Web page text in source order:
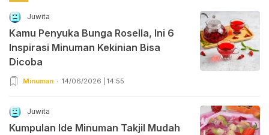
Juwita
Kamu Penyuka Bunga Rosella, Ini 6
Inspirasi Minuman Kekinian Bisa
Dicoba
Minuman 14/06/2026 | 14:55
Juwita
Kumpulan Ide Minuman Takjil Mudah